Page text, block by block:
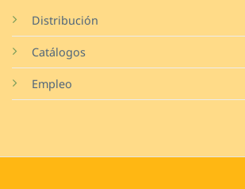
Distribución
Catálogos
Empleo